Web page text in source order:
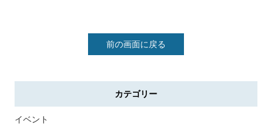
前の画面に戻る
カテゴリー
イベント